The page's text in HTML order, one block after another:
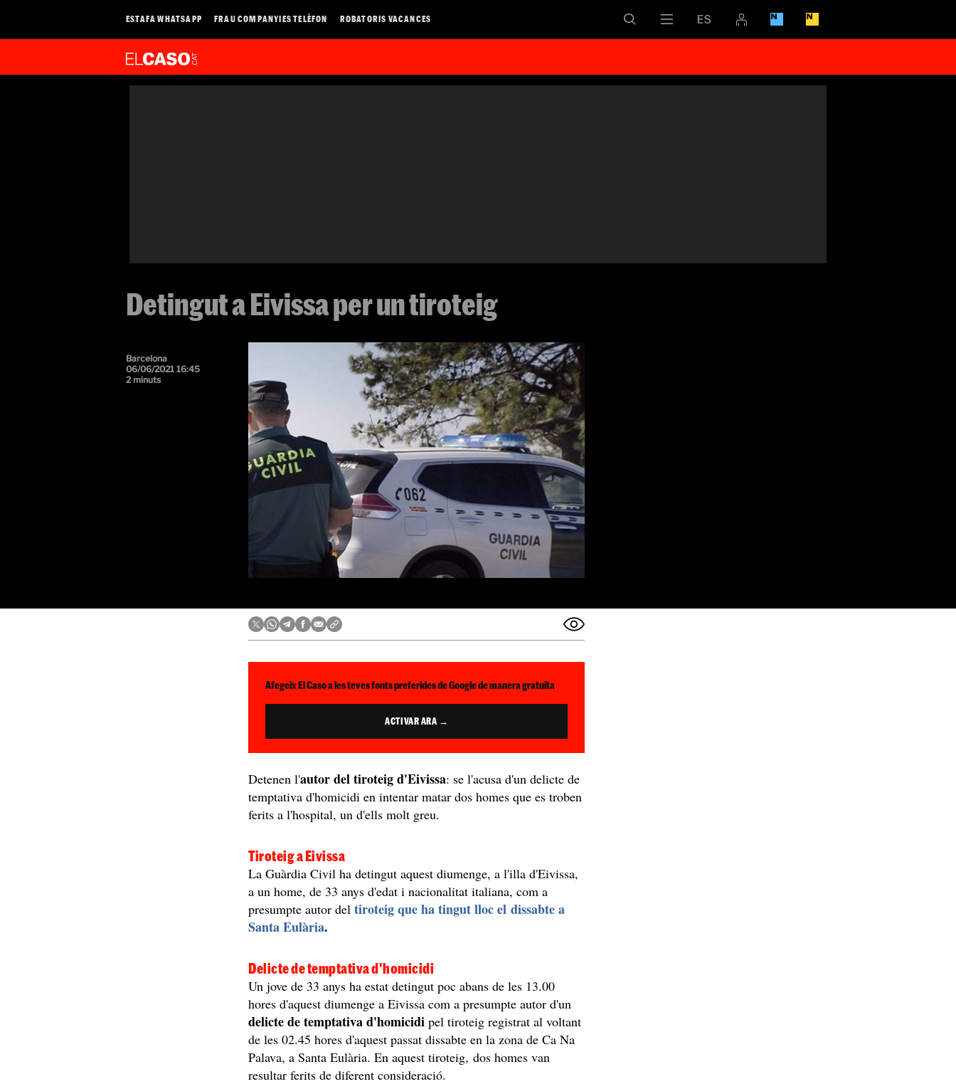
ESTAFA WHATSAPP FRAU COMPANYIES TELÈFON ROBATORIS VACANCES
Detingut a Eivissa per un tiroteig
Barcelona
06/06/2021 16:45
2 minuts
Afegeix El Caso a les teves fonts preferides de Google de manera gratuïta
ACTIVAR ARA →
Detenen l'autor del tiroteig d'Eivissa: se l'acusa d'un delicte de
temptativa d'homicidi en intentar matar dos homes que es troben
ferits a l'hospital, un d'ells molt greu.
Tiroteig a Eivissa
La Guàrdia Civil ha detingut aquest diumenge, a l'illa d'Eivissa,
a un home, de 33 anys d'edat i nacionalitat italiana, com a
presumpte autor deltiroteig que ha tingut lloc el dissabte a
Santa Eulària.
Delicte de temptativa d'homicidi
Un jove de 33 anys ha estat detingut poc abans de les 13.00
hores d'aquest diumenge a Eivissa com a presumpte autor d'un
delicte de temptativa d'homicidipel tiroteig registrat al voltant
de les 02.45 hores d'aquest passat dissabte en la zona de Ca Na
Palava, a Santa Eulària. En aquest tiroteig, dos homes van
resultar ferits de diferent consideració.